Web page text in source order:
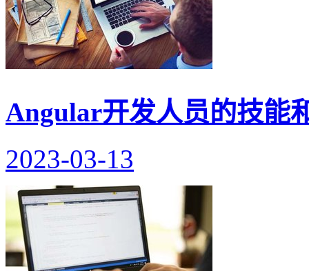
Angular开发人员的技能
2023-03-13